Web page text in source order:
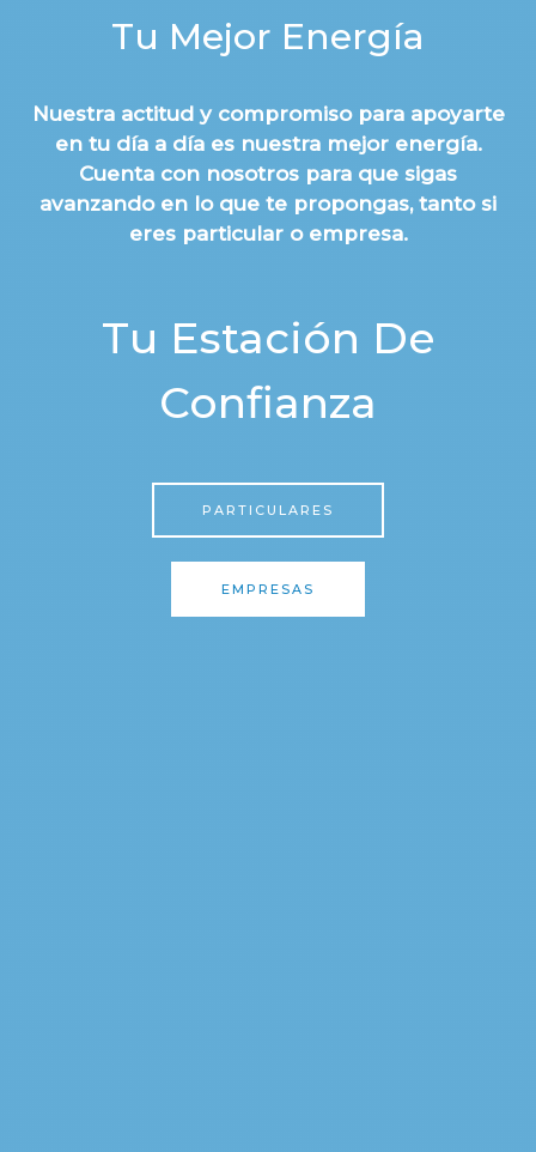
Tu Mejor Energía
Nuestra actitud y compromiso para apoyarte
en tu día a día es nuestra mejor energía.
Cuenta con nosotros para que sigas
avanzando en lo que te propongas, tanto si
eres particular o empresa.
Tu Estación De
Confianza
PARTICULARES
EMPRESAS